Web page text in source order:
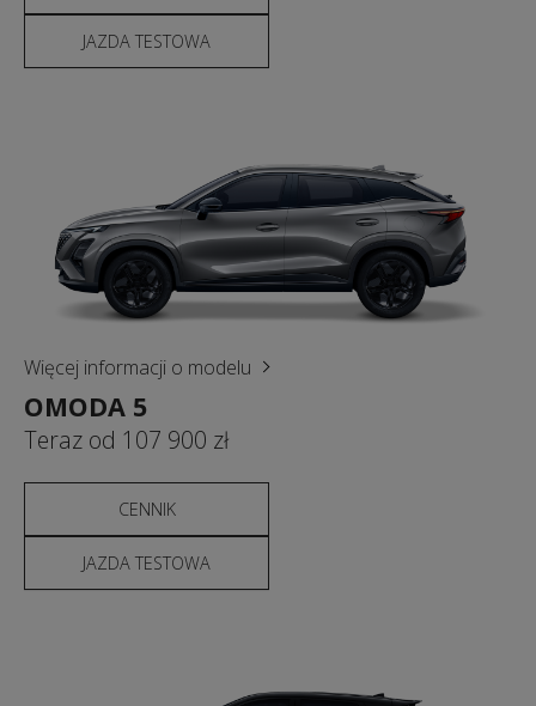
JAZDA TESTOWA
Więcej informacji o modelu
OMODA 5
Teraz od 107 900 zł
CENNIK
JAZDA TESTOWA